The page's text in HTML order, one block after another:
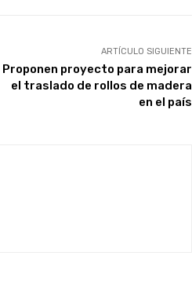
ARTÍCULO SIGUIENTE
Proponen proyecto para mejorar
el traslado de rollos de madera
en el país